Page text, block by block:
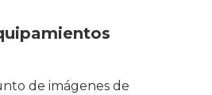
de imágenes de